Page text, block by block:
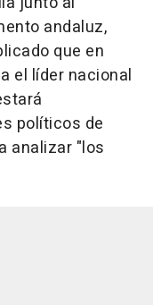
andaluz,
que en
el líder nacional
políticos de
analizar "los